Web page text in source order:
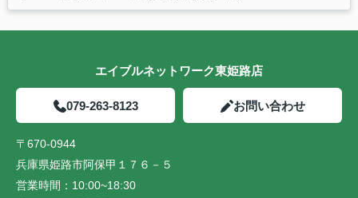
エイブルネットワーク東姫路店
079-263-8123 お問い合わせ
〒670-0944
兵庫県姫路市阿保甲１７６－５
営業時間： 10:00~18:30